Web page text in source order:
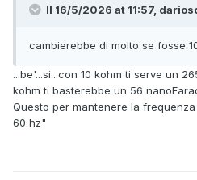
Il 16/5/2026 at 11:57,
cambierebbe di molto se fosse
...be'...si...con 10 kohm ti serve un
kohm ti basterebbe un 56
Questo per mantenere la
60 hz"